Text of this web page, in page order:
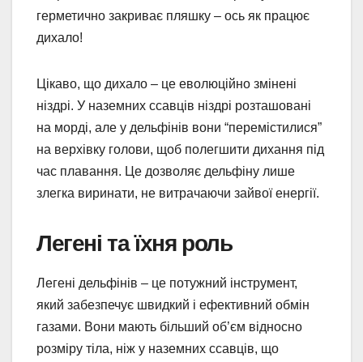
герметично закриває пляшку – ось як працює
дихало!
Цікаво, що дихало – це еволюційно змінені
ніздрі. У наземних ссавців ніздрі розташовані
на морді, але у дельфінів вони “перемістилися”
на верхівку голови, щоб полегшити дихання під
час плавання. Це дозволяє дельфіну лише
злегка виринати, не витрачаючи зайвої енергії.
Легені та їхня роль
Легені дельфінів – це потужний інструмент,
який забезпечує швидкий і ефективний обмін
газами. Вони мають більший об’єм відносно
розміру тіла, ніж у наземних ссавців, що